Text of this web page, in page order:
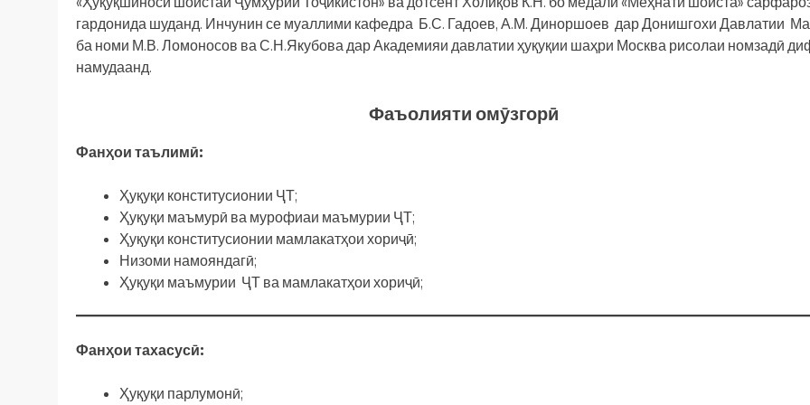
гардонида шуданд. Инчунин се муаллими кафедра Б.С. Гадоев, А.М. Диноршоев дар Донишгохи Давлатии
ба номи М.В. Ломоносов ва С.Н.Якубова дар Академияи давлатии ҳуқуқии шаҳри Москва рисолаи номзадӣ
намудаанд.
Фаъолияти омӯзгорӣ
Фанҳои таълимӣ:
Ҳуқуқи конститусионии ҶТ;
Ҳуқуқи маъмурӣ ва мурофиаи маъмурии ҶТ;
Ҳуқуқи конститусионии мамлакатҳои хориҷӣ;
Низоми намояндагӣ;
Ҳуқуқи маъмурии ҶТ ва мамлакатҳои хориҷӣ;
Фанҳои тахасусӣ:
Ҳуқуқи парлумонӣ;